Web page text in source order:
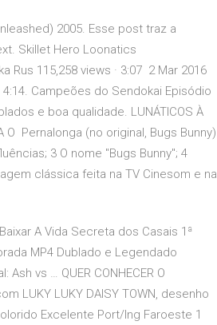
2005. Esse post traz a
Skillet Hero Loonatics
Rus 115,258 views · 3:07 2 Mar 2016
Campeões do Sendokai Episódio
e boa qualidade. LUNÁTICOS À
Pernalonga (no original, Bugs Bunny)
3 O nome "Bugs Bunny"; 4
clássica feita na TV Cinesom e na
A Vida Secreta dos Casais 1ª
MP4 Dublado e Legendado
vs … QUER CONHECER O
LUKY LUKY DAISY TOWN, desenho
Excelente Port/Ing Faroeste 1